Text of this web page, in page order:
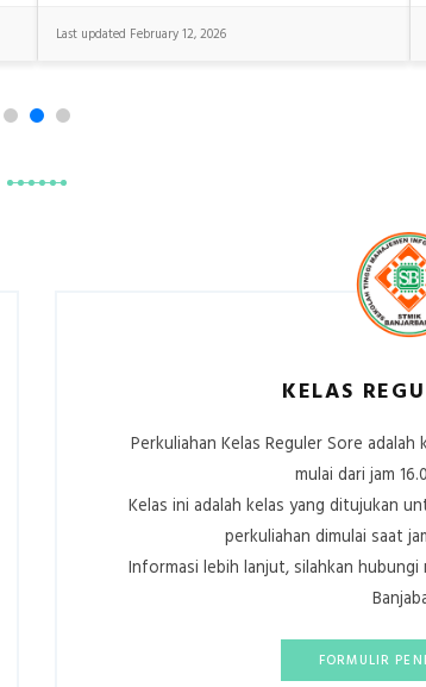
Last updated February 12, 2026
KELAS
Perkuliahan Kelas Reguler Sore
mulai dari jam
Kelas ini adalah kelas yang ditujukan
perkuliahan dimulai saat
Informasi lebih lanjut, silahkan
FORMULIR